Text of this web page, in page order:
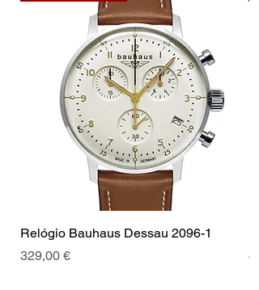
Relógio Bauhaus Dessau 2096-1
Prix
329,00 €